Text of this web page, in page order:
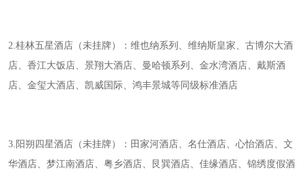
2.桂林五星酒店（未挂牌）：维也纳系列、维纳斯皇家、古博尔大酒
店、香江大饭店、景翔大酒店、曼哈顿系列、金水湾酒店、戴斯酒
店、金玺大酒店、凯威国际、鸿丰景城等同级标准酒店
3.阳朔四星酒店（未挂牌）：田家河酒店、名仕酒店、心怡酒店、文
华酒店、梦江南酒店、粤乡酒店、艮巽酒店、佳缘酒店、锦绣度假酒